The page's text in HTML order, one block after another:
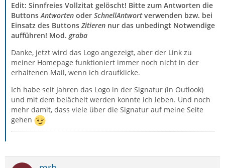
Edit: Sinnfreies Vollzitat gelöscht! Bitte zum Antworten die
ButtonsAntworten oder SchnellAntwortverwenden bzw. bei
Einsatz des ButtonsZitieren nur das unbedingt Notwendige
aufführen! Mod. graba
Danke, jetzt wird das Logo angezeigt, aber der Link zu
meiner Homepage funktioniert immer noch nicht in der
erhaltenen Mail, wenn ich draufklicke.
Ich habe seit Jahren das Logo in der Signatur (in Outlook)
und mit dem belächelt werden konnte ich leben. Und noch
mehr damit, dass viele über die Signatur auf meine Seite
gehen